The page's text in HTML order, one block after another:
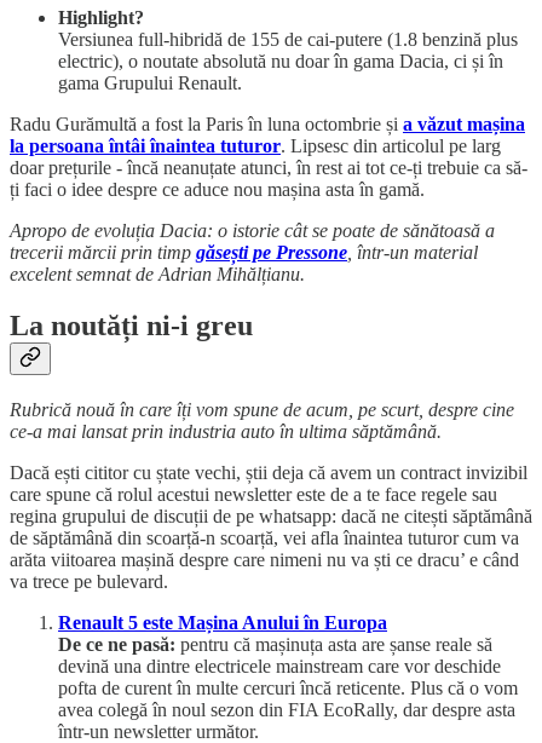
Highlight?
Versiunea full-hibridă de 155 de cai-putere (1.8 benzină plus
electric), o noutate absolută nu doar în gama Dacia, ci și în
gama Grupului Renault.
Radu Gurămultă a fost la Paris în luna octombrie și a văzut mașina
la persoana întâi înaintea tuturor. Lipsesc din articolul pe larg
doar prețurile - încă neanuțate atunci, în rest ai tot ce-ți trebuie ca să-
ți faci o idee despre ce aduce nou mașina asta în gamă.
Apropo de evoluția Dacia: o istorie cât se poate de sănătoasă a
trecerii mărcii prin timp găsești pe Pressone , într-un material
excelent semnat de Adrian Mihălțianu.
La noutăți ni-i greu
Rubrică nouă în care îți vom spune de acum, pe scurt, despre cine
ce-a mai lansat prin industria auto în ultima săptămână.
Dacă ești cititor cu ștate vechi, știi deja că avem un contract invizibil
care spune că rolul acestui newsletter este de a te face regele sau
regina grupului de discuții de pe whatsapp: dacă ne citești săptămână
de săptămână din scoarță-n scoarță, vei afla înaintea tuturor cum va
arăta viitoarea mașină despre care nimeni nu va ști ce dracu’ e când
va trece pe bulevard.
Renault 5 este Mașina Anului în Europa
De ce ne pasă: pentru că mașinuța asta are șanse reale să
devină una dintre electricele mainstream care vor deschide
pofta de curent în multe cercuri încă reticente. Plus că o vom
avea colegă în noul sezon din FIA EcoRally, dar despre asta
într-un newsletter următor.